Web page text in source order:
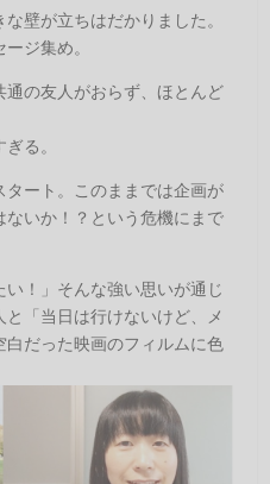
壁が立ちはだかりました。
ジ集め。
の友人がおらず、ほとんど
る。
タート。このままでは企画が
ないか！？という危機にまで
！」そんな強い思いが通じ
「当日は行けないけど、メ
白だった映画のフィルムに色